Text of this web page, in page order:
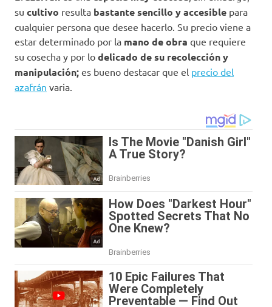
su cultivo resulta bastante sencillo y accesible para
cualquier persona que desee hacerlo. Su precio viene a
estar determinado por la mano de obra que requiere
su cosecha y por lo delicado de su recolección y
manipulación; es bueno destacar que el precio del
azafrán varia.